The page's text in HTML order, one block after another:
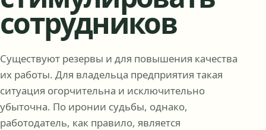
сотрудников
Существуют резервы и для повышения качества
их работы. Для владельца предприятия такая
ситуация огорчительна и исключительно
убыточна. По иронии судьбы, однако,
работодатель, как правило, является